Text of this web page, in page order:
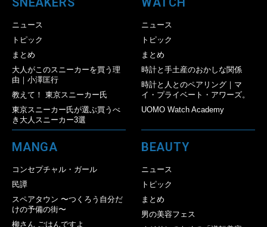
ニュース
トピック
まとめ
大人がこのスニーカーを買う理
由｜小澤匡行
教えて！ 東京スニーカー氏
東京スニーカー氏が選ぶ買うべ
き大人スニーカー3選
ニュース
トピック
まとめ
時計と手土産のおかしな関係
時計と人とのペアリング｜マ
イ・プライベート・アワーズ。
UOMO Watch Academy
MANGA
コンセプチャル・ガール
民譚
スペアタウン 〜つくろう自分だ
けの予備の街〜
柳さん ごはんですよ
BEAUTY
ニュース
トピック
まとめ
男の美容フェス